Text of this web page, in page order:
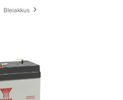
Bleiakkus